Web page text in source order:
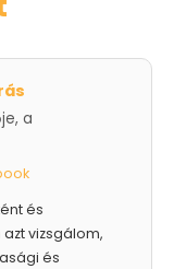
a
és
vizsgálom,
és